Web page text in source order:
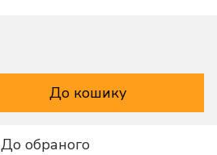
До кошику
До обраного